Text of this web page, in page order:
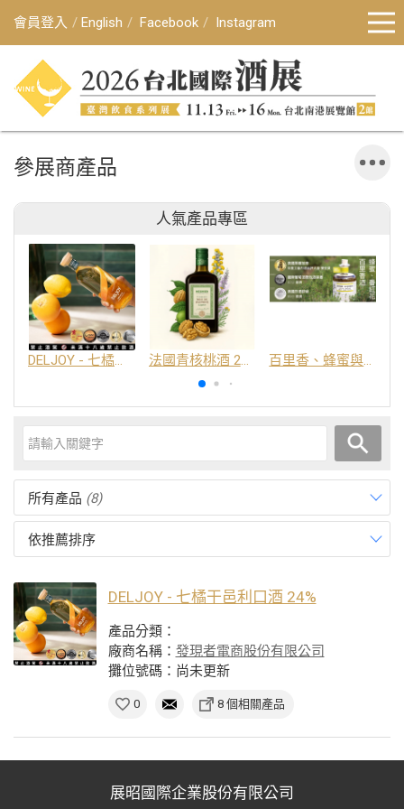
會員登入 English Facebook Instagram
參展商產品
人氣產品專區
DELJOY - 七橘干邑利口酒 24% 法國青核桃酒 25% 百里香、蜂蜜與番紅花酒
所有產品 (8)
依推薦排序
DELJOY - 七橘干邑利口酒 24%
產品分類：
廠商名稱： 發現者電商股份有限公司
攤位號碼：尚未更新
0 8 個相關產品
展昭國際企業股份有限公司